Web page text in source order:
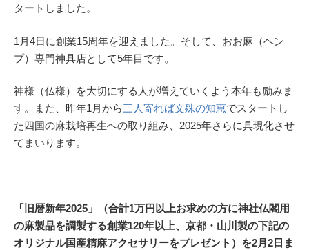
タートしました。
1月4日に創業15周年を迎えました。そして、おお麻（ヘン
プ）専門神具店として5年目です。
神様（仏様）を大切にする人が増えていくよう本年も励みま
す。また、昨年1月から三人寄れば文殊の知恵でスタートし
た四国の麻栽培再生への取り組み、2025年さらに具現化させ
てまいります。
「旧暦新年2025」（合計1万円以上お求めの方に神社仏閣用
の麻製品を調製する創業120年以上、京都・山川製の下記の
オリジナル国産精麻アクセサリーをプレゼント）を2月2日ま